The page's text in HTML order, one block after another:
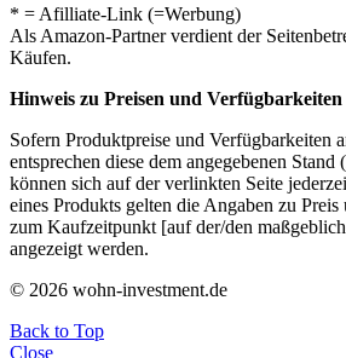
* = Afilliate-Link (=Werbung)
Als Amazon-Partner verdient der
Käufen.
Hinweis zu Preisen und Verfügbarkeiten
Sofern Produktpreise und Verfügbarkeiten
entsprechen diese dem angegebenen
können sich auf der verlinkten Seite
eines Produkts gelten die Angaben zu
zum Kaufzeitpunkt [auf der/den
angezeigt werden.
© 2026 wohn-investment.de
Back to Top
Close